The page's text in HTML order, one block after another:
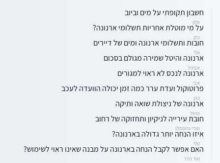
חשבון תקופתי על מים וביוב
אלון
על מי מוטלת אחריות תשלומי ארנונה?
נתן
חובות ותשלומי ארנונה ומים של דיירים
אלי
ארנונה והיטל שמירה מגולם בסכום
אביגיל
ארנונה לנכס לא ראוי למגורים
אבי
פרוטוקול ועדת ערר כמה זמן יכולה הוועדה לעכב
כהן
ארנונה של ניצולת שואה ותיקה
מיטל
חובת עירייה לניקיון ותחזוקה של רחוב
מודי גרוספלג
איזו הנחה יותר גדולה בארנונה?
טלי
האם אפשר לקבל הנחה בארנונה על מבנה שאינו ראוי לשימוש?
הוד הדר